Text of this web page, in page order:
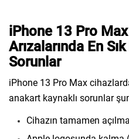
iPhone 13 Pro
Arızalarında En
Sorunlar
iPhone 13 Pro Max
anakart kaynaklı sorunlar
Cihazın tamamen